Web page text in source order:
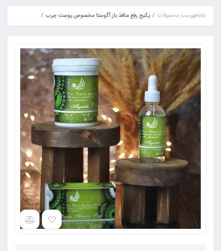
خانهفهرست محصولات پکیج رفع منافذ باز آگوستا مخصوص پوست چرب